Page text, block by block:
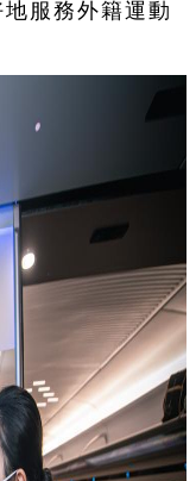
服務外籍運動